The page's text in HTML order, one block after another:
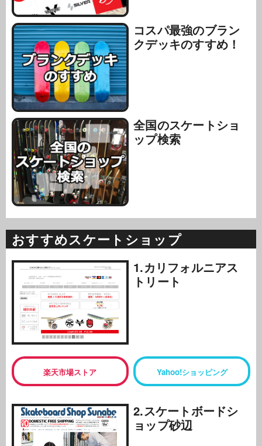
コスパ最強のブラン
クデッキのすすめ！
全国のスケートショ
ップ検索
おすすめスケートショップ
1.カリフォルニアス
トリート
楽天市場ストア Yahoo!ショッピング
2.スケートボードシ
ョップ砂辺